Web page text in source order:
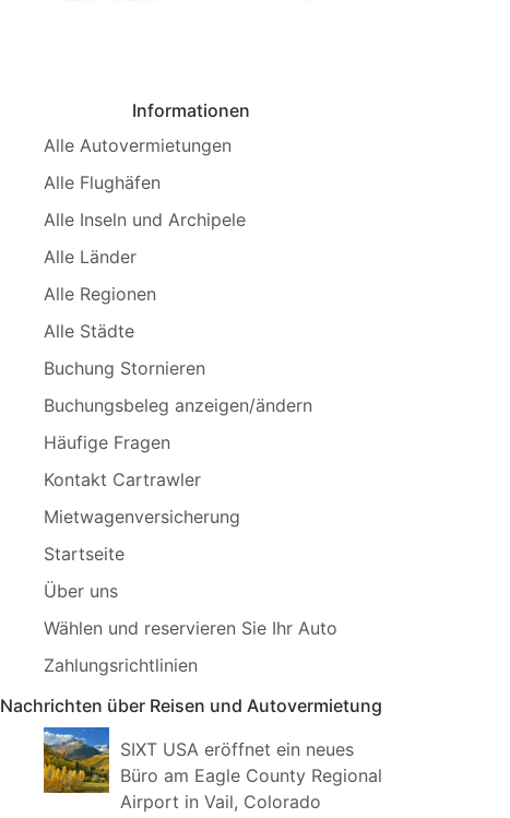
Informationen
Alle Autovermietungen
Alle Flughäfen
Alle Inseln und Archipele
Alle Länder
Alle Regionen
Alle Städte
Buchung Stornieren
Buchungsbeleg anzeigen/ändern
Häufige Fragen
Kontakt Cartrawler
Mietwagenversicherung
Startseite
Über uns
Wählen und reservieren Sie Ihr Auto
Zahlungsrichtlinien
Nachrichten über Reisen und Autovermietung
SIXT USA eröffnet ein neues
Büro am Eagle County Regional
Airport in Vail, Colorado